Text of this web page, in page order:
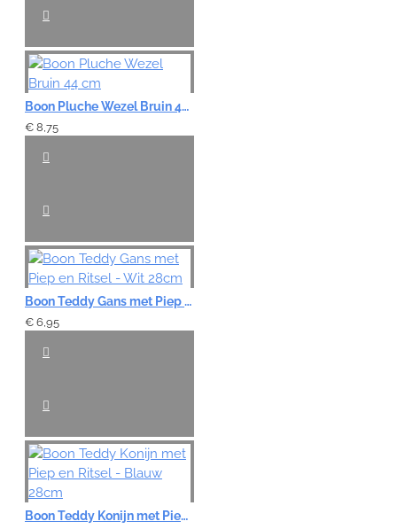
Boon Pluche Wezel Bruin 44 cm
€ 8,75
Boon Teddy Gans met Piep en Ritsel - Wit 28cm
€ 6,95
Boon Teddy Konijn met Piep en Ritsel - Blauw 28cm